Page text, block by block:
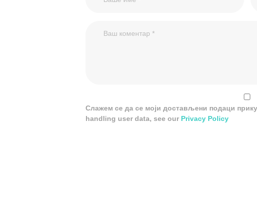
Слажем се да се моји достављени подаци
handling user data, see our Privacy Policy